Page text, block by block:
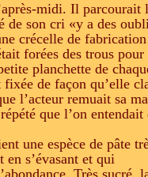
midi. Il parcourait
de son cri «y a des
crécelle de
forées des trous
planchette de
de façon qu’elle
l’acteur remuait sa
que l’on entendait
une espèce de pâte
s’évasant et qui
Très sucré,